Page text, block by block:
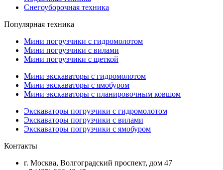
Снегоуборочная техника
Популярная техника
Мини погрузчики с гидромолотом
Мини погрузчики с вилами
Мини погрузчики с щеткой
Мини экскаваторы с гидромолотом
Мини экскаваторы с ямобуром
Мини экскаваторы с планировочным ковшом
Экскаваторы погрузчики с гидромолотом
Экскаваторы погрузчики с вилами
Экскаваторы погрузчики с ямобуром
Контакты
г. Москва, Волгоградский проспект, дом 47